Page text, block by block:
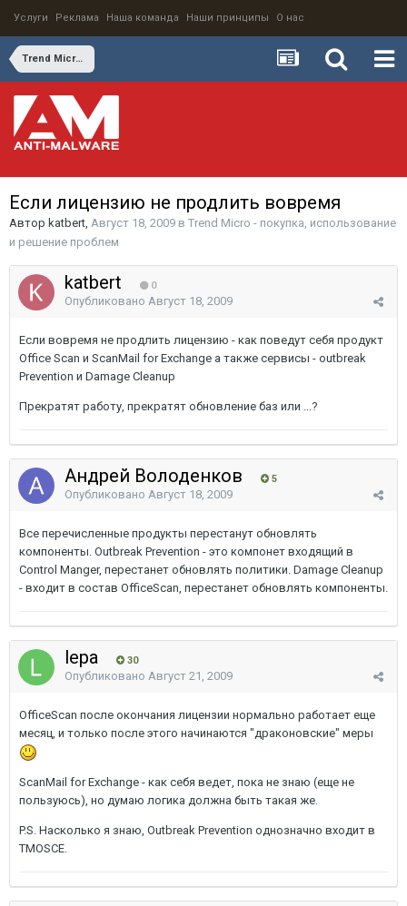
Услуги Реклама Наша команда Наши принципы О нас
Trend Micro - покупка, использование и решение проблем
Если лицензию не продлить вовремя
Автор katbert, Август 18, 2009 в Trend Micro - покупка, использование
и решение проблем
katbert 0
Опубликовано Август 18, 2009
Если вовремя не продлить лицензию - как поведут себя продукт
Office Scan и ScanMail for Exchange а также сервисы - outbreak
Prevention и Damage Cleanup
Прекратят работу, прекратят обновление баз или ...?
Андрей Володенков 5
Опубликовано Август 18, 2009
Все перечисленные продукты перестанут обновлять
компоненты. Outbreak Prevention - это компонет входящий в
Control Manger, перестанет обновлять политики. Damage Cleanup
- входит в состав OfficeScan, перестанет обновлять компоненты.
lepa 30
Опубликовано Август 21, 2009
OfficeScan после окончания лицензии нормально работает еще
месяц, и только после этого начинаются "драконовские" меры
ScanMail for Exchange - как себя ведет, пока не знаю (еще не
пользуюсь), но думаю логика должна быть такая же.
P.S. Насколько я знаю, Outbreak Prevention однозначно входит в
TMOSCE.